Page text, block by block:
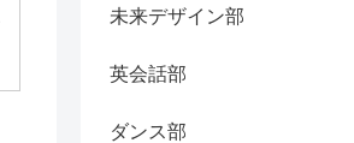
未来デザイン部
英会話部
ダンス部